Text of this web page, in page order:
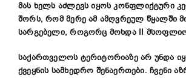
მას ხელს აძლევს იყოს კონფლიქტური
შორს,რომ მერე ამ ამღვრეულ წყალში
სარგებელი,როგორც მოხდაII
საქართველოს ტერიტორიაზე არ უნდა
ქვეყნის სამხედრო შენაერთები. ჩვენი